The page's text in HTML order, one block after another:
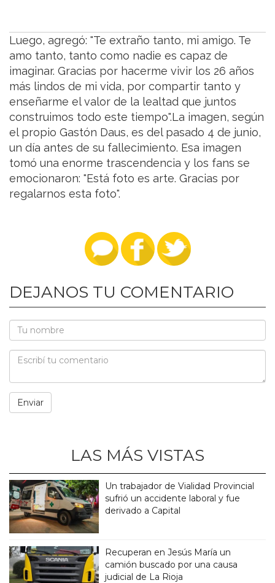
Luego, agregó: "Te extraño tanto, mi amigo. Te
amo tanto, tanto como nadie es capaz de
imaginar. Gracias por hacerme vivir los 26 años
más lindos de mi vida, por compartir tanto y
enseñarme el valor de la lealtad que juntos
construimos todo este tiempo".La imagen, según
el propio Gastón Daus, es del pasado 4 de junio,
un día antes de su fallecimiento. Esa imagen
tomó una enorme trascendencia y los fans se
emocionaron: "Está foto es arte. Gracias por
regalarnos esta foto".
DEJANOS TU COMENTARIO
LAS MÁS VISTAS
Un trabajador de Vialidad Provincial
sufrió un accidente laboral y fue
derivado a Capital
Recuperan en Jesús María un
camión buscado por una causa
judicial de La Rioja